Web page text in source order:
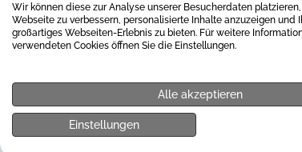
0511 8997 9887
Wir können diese zur Analyse unserer Besucherdaten
Webseite zu verbessern, personalisierte Inhalte anzuzeigen und
großartiges Webseiten-Erlebnis zu bieten. Für weitere
verwendeten Cookies öffnen Sie die Einstellungen.
Alle akzeptieren
Einstellungen